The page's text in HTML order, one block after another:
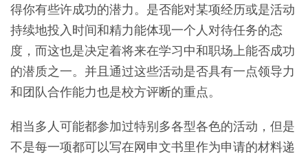
得你有些许成功的潜力。是否能对某项经历或是活动
持续地投入时间和精力能体现一个人对待任务的态
度，而这也是决定着将来在学习中和职场上能否成功
的潜质之一。并且通过这些活动是否具有一点领导力
和团队合作能力也是校方评断的重点。
相当多人可能都参加过特别多各型各色的活动，但是
不是每一项都可以写在网申文书里作为申请的材料递